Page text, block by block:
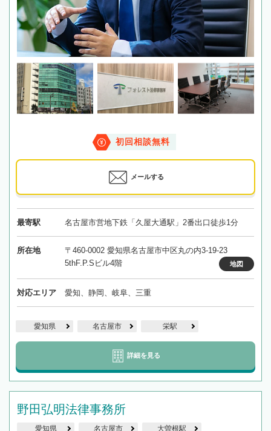
初回相談無料
メールする
最寄駅 名古屋市営地下鉄「久屋大通駅」2番出口徒歩1分
所在地
〒460-0002 愛知県名古屋市中区丸の内3-19-23
5thF.P.Sビル4階
地図
対応エリア 愛知、静岡、岐阜、三重
愛知県 名古屋市 栄駅
詳細を見る
野田弘明法律事務所
愛知県 名古屋市 大曽根駅